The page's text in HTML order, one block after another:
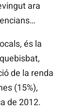
ara
és la
de la renda
(15%),
de 2012.